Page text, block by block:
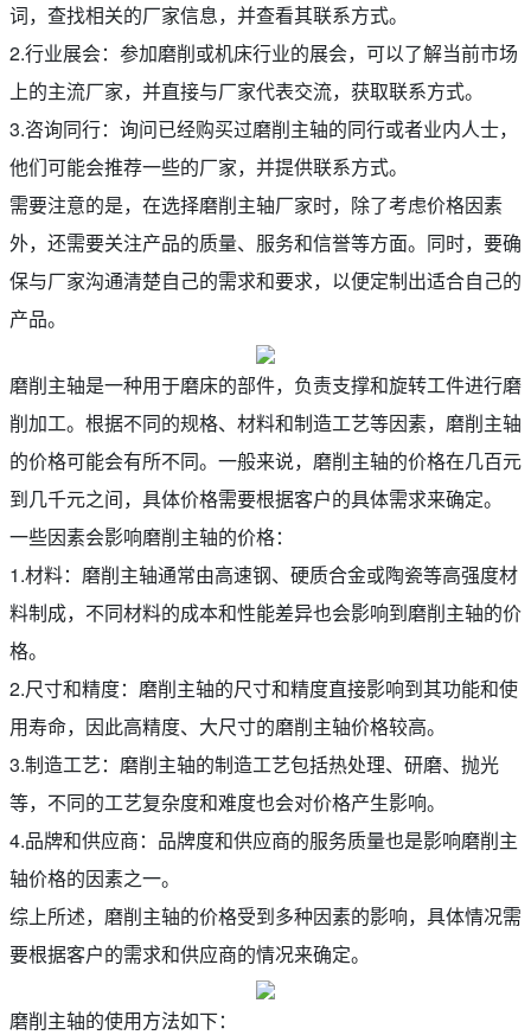
词，查找相关的厂家信息，并查看其联系方式。
2.行业展会：参加磨削或机床行业的展会，可以了解当前市场
上的主流厂家，并直接与厂家代表交流，获取联系方式。
3.咨询同行：询问已经购买过磨削主轴的同行或者业内人士，
他们可能会推荐一些的厂家，并提供联系方式。
需要注意的是，在选择磨削主轴厂家时，除了考虑价格因素
外，还需要关注产品的质量、服务和信誉等方面。同时，要确
保与厂家沟通清楚自己的需求和要求，以便定制出适合自己的
产品。
磨削主轴是一种用于磨床的部件，负责支撑和旋转工件进行磨
削加工。根据不同的规格、材料和制造工艺等因素，磨削主轴
的价格可能会有所不同。一般来说，磨削主轴的价格在几百元
到几千元之间，具体价格需要根据客户的具体需求来确定。
一些因素会影响磨削主轴的价格：
1.材料：磨削主轴通常由高速钢、硬质合金或陶瓷等高强度材
料制成，不同材料的成本和性能差异也会影响到磨削主轴的价
格。
2.尺寸和精度：磨削主轴的尺寸和精度直接影响到其功能和使
用寿命，因此高精度、大尺寸的磨削主轴价格较高。
3.制造工艺：磨削主轴的制造工艺包括热处理、研磨、抛光
等，不同的工艺复杂度和难度也会对价格产生影响。
4.品牌和供应商：品牌度和供应商的服务质量也是影响磨削主
轴价格的因素之一。
综上所述，磨削主轴的价格受到多种因素的影响，具体情况需
要根据客户的需求和供应商的情况来确定。
磨削主轴的使用方法如下：